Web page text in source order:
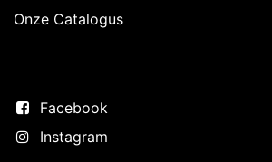
Onze Catalogus
Facebook
Instagram